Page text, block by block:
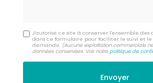
J'autorise ce site à conserver l'ensemble des
dans ce formulaire pour faciliter le suivi et
demande. (Aucune exploitation commerciale
données conservées. Voir notrepolitique de